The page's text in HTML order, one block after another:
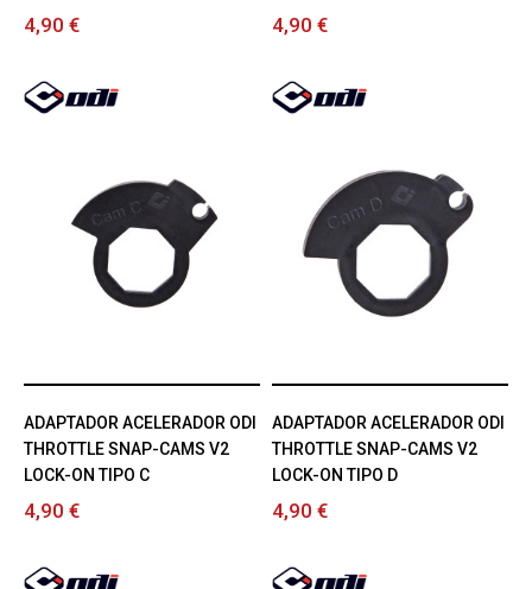
4,90 € 4,90 €
ADAPTADOR ACELERADOR ODI
THROTTLE SNAP-CAMS V2
LOCK-ON TIPO C
4,90 €
ADAPTADOR ACELERADOR ODI
THROTTLE SNAP-CAMS V2
LOCK-ON TIPO D
4,90 €